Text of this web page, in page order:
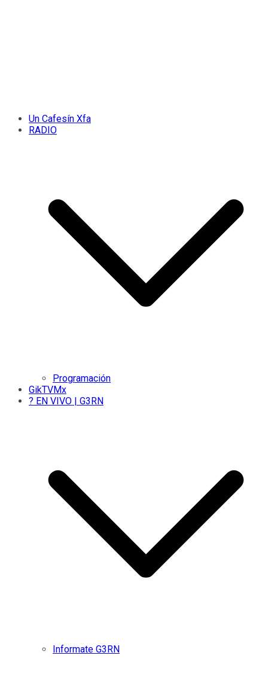
Un Cafesín Xfa
RADIO
Programación
GikTVMx
? EN VIVO | G3RN
Informate G3RN